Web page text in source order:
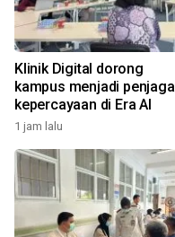
Klinik Digital dorong
kampus menjadi penjaga
kepercayaan di Era AI
1 jam lalu